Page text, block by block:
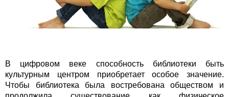
В цифровом веке способность библиотеки быть
культурным центром приобретает особое значение.
Чтобы библиотека была востребована обществом и